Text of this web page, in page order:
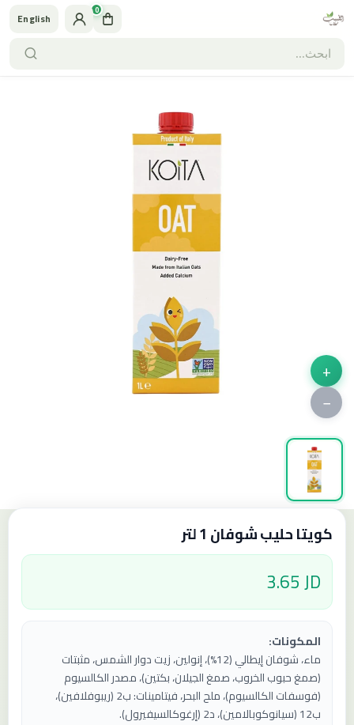
0
English
+
−
كويتا حليب شوفان 1 لتر
3.65 JD
المكونات:
ماء، شوفان إيطالي (12%)، إنولين، زيت دوار الشمس، مثبتات
(صمغ حبوب الخروب، صمغ الجيلان، بكتين)، مصدر الكالسيوم
(فوسفات الكالسيوم)، ملح البحر، فيتامينات: ب2 (ريبوفلافين)،
ب12 (سيانوكوبالامين)، د2 (إرغوكالسيفيرول).